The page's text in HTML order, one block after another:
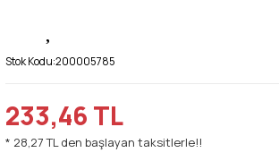
Stok Kodu:200005785
233,46 TL
* 28,27 TL den başlayan taksitlerle!!